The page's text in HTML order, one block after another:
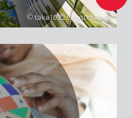
© taka1022/Shutterstock